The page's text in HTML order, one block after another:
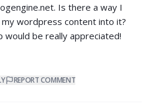
Is there a way I
wordpress content into it?
would be really appreciated!
REPORT COMMENT